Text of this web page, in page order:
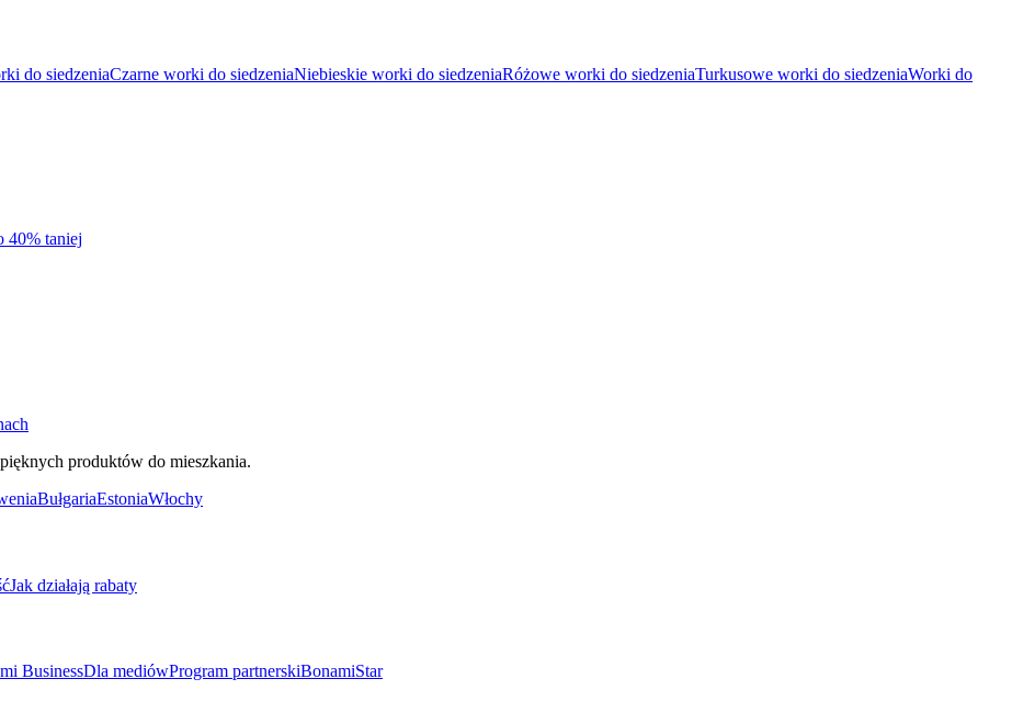
do siedzeniaCzarne worki do siedzeniaNiebieskie worki do siedzeniaRóżowe worki do siedzeniaTurkusowe worki do siedzeniaWorki do
40% taniej
produktów do mieszkania.
BułgariaEstoniaWłochy
Jak działają rabaty
BusinessDla mediówProgram partnerskiBonamiStar